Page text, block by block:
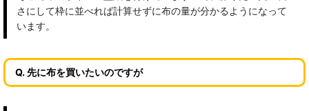
さにして枠に並べれば計算せずに布の量が分かるようになって
います。
Q. 先に布を買いたいのですが